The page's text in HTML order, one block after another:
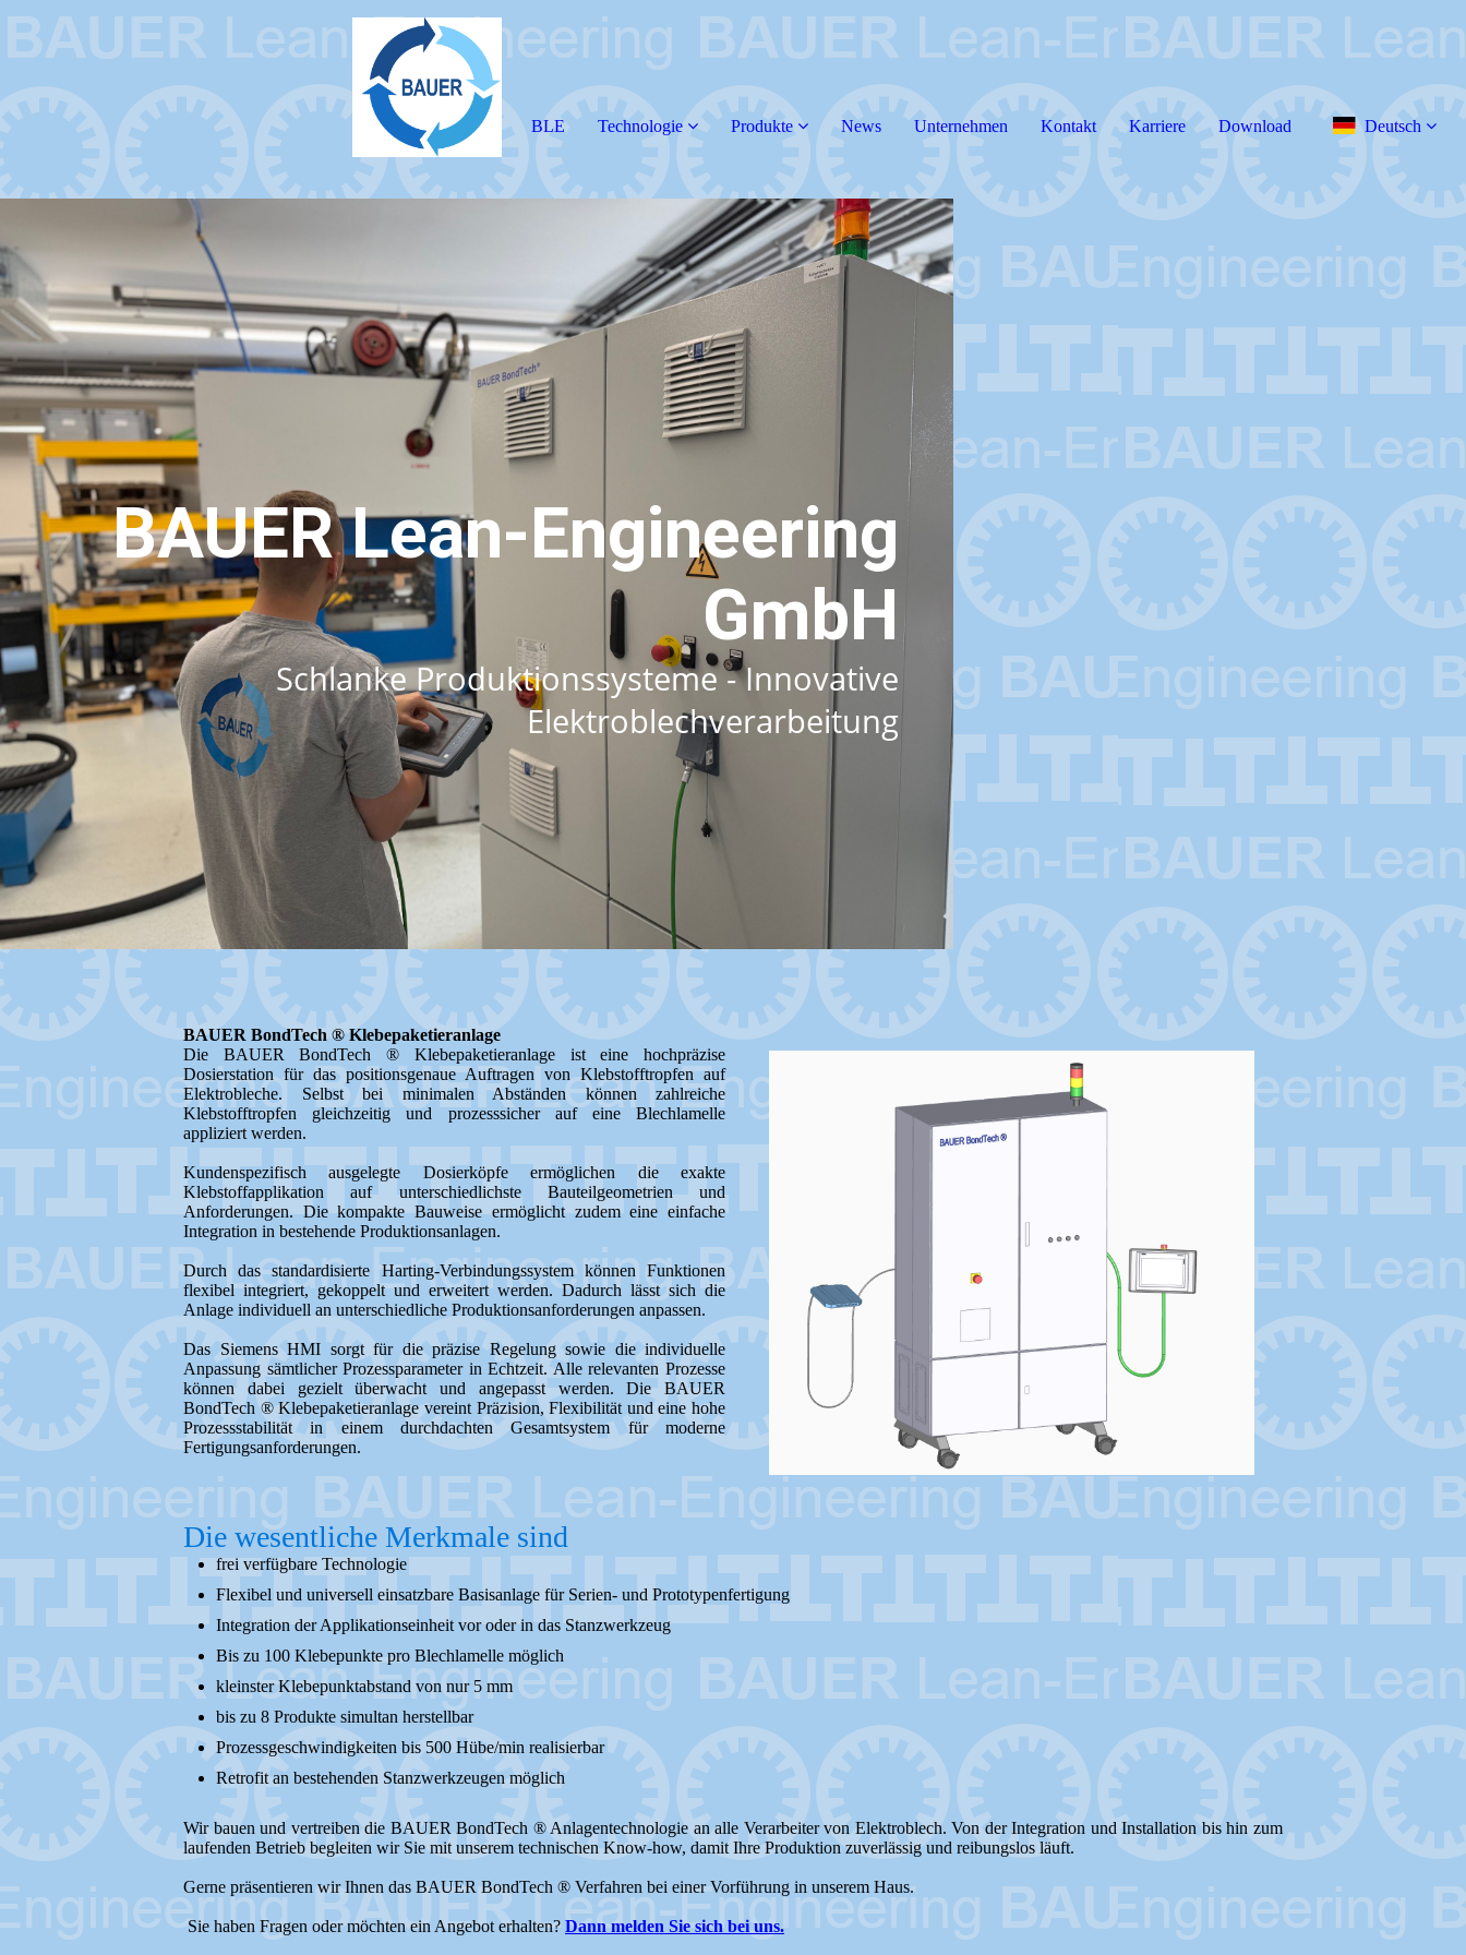
BLE Technologie Produkte News Unternehmen Kontakt Karriere Download Deutsch
BAUER Lean-Engineering
GmbH
Schlanke Produktionssysteme - Innovative
Elektroblechverarbeitung
BAUER BondTech ® Klebepaketieranlage
Die BAUER BondTech ® Klebepaketieranlage ist eine hochpräzise
Dosierstation für das positionsgenaue Auftragen von Klebstofftropfen auf
Elektrobleche. Selbst bei minimalen Abständen können zahlreiche
Klebstofftropfen gleichzeitig und prozesssicher auf eine Blechlamelle
appliziert werden.
Kundenspezifisch ausgelegte Dosierköpfe ermöglichen die exakte
Klebstoffapplikation auf unterschiedlichste Bauteilgeometrien und
Anforderungen. Die kompakte Bauweise ermöglicht zudem eine einfache
Integration in bestehende Produktionsanlagen.
Durch das standardisierte Harting-Verbindungssystem können Funktionen
flexibel integriert, gekoppelt und erweitert werden. Dadurch lässt sich die
Anlage individuell an unterschiedliche Produktionsanforderungen anpassen.
Das Siemens HMI sorgt für die präzise Regelung sowie die individuelle
Anpassung sämtlicher Prozessparameter in Echtzeit. Alle relevanten Prozesse
können dabei gezielt überwacht und angepasst werden. Die BAUER
BondTech ® Klebepaketieranlage vereint Präzision, Flexibilität und eine hohe
Prozessstabilität in einem durchdachten Gesamtsystem für moderne
Fertigungsanforderungen.
Die wesentliche Merkmale sind
frei verfügbare Technologie
Flexibel und universell einsatzbare Basisanlage für Serien- und Prototypenfertigung
Integration der Applikationseinheit vor oder in das Stanzwerkzeug
Bis zu 100 Klebepunkte pro Blechlamelle möglich
kleinster Klebepunktabstand von nur 5 mm
bis zu 8 Produkte simultan herstellbar
Prozessgeschwindigkeiten bis 500 Hübe/min realisierbar
Retrofit an bestehenden Stanzwerkzeugen möglich
Wir bauen und vertreiben die BAUER BondTech ® Anlagentechnologie an alle Verarbeiter von Elektroblech. Von der Integration und Installation bis hin zum
laufenden Betrieb begleiten wir Sie mit unserem technischen Know-how, damit Ihre Produktion zuverlässig und reibungslos läuft.
Gerne präsentieren wir Ihnen das BAUER BondTech ® Verfahren bei einer Vorführung in unserem Haus.
Sie haben Fragen oder möchten ein Angebot erhalten? Dann melden Sie sich bei uns.